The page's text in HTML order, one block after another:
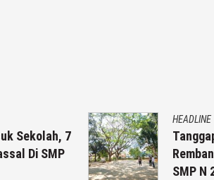
Tanggapan Kepala Dindikpora
Rembang, Soal Kejadian Siswi
SMP N 2 Rembang Meninggal